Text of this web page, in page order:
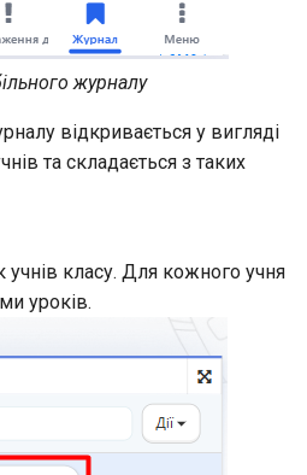
журналу
відкривається у вигляді
та складається з таких
учнів класу. Для кожного учня
уроків.